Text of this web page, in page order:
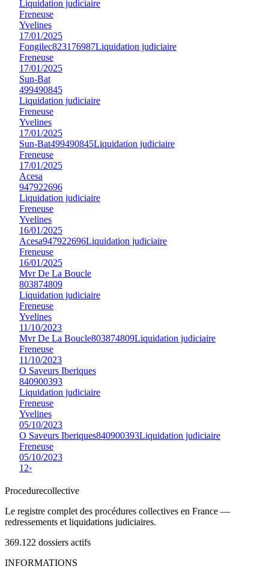
Liquidation judiciaire
Freneuse
Yvelines
17/01/2025
Fongilec823176987Liquidation judiciaire
Freneuse
17/01/2025
Sun-Bat
499490845
Liquidation judiciaire
Freneuse
Yvelines
17/01/2025
Sun-Bat499490845Liquidation judiciaire
Freneuse
17/01/2025
Acesa
947922696
Liquidation judiciaire
Freneuse
Yvelines
16/01/2025
Acesa947922696Liquidation judiciaire
Freneuse
16/01/2025
Mvr De La Boucle
803874809
Liquidation judiciaire
Freneuse
Yvelines
11/10/2023
Mvr De La Boucle803874809Liquidation judiciaire
Freneuse
11/10/2023
O Saveurs Iberiques
840900393
Liquidation judiciaire
Freneuse
Yvelines
05/10/2023
O Saveurs Iberiques840900393Liquidation judiciaire
Freneuse
05/10/2023
1 2›
Procedurecollective
Le registre complet des procédures collectives en France —
redressements et liquidations judiciaires.
369.122 dossiers actifs
INFORMATIONS